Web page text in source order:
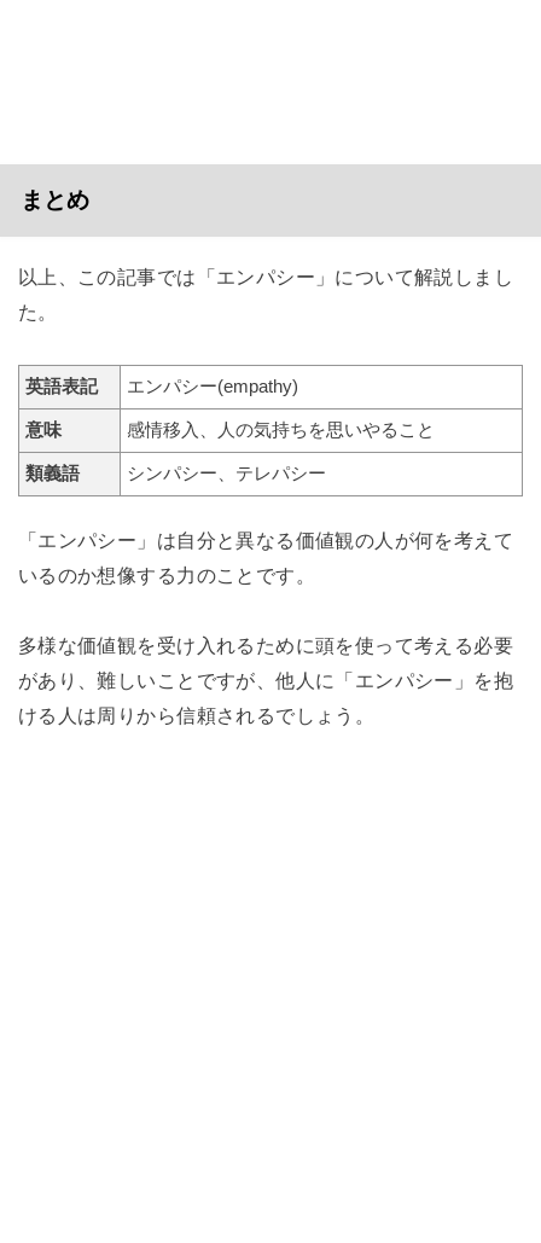
まとめ
以上、この記事では「エンパシー」について解説しまし
た。
英語表記 エンパシー(empathy)
意味 感情移入、人の気持ちを思いやること
類義語 シンパシー、テレパシー
「エンパシー」は自分と異なる価値観の人が何を考えて
いるのか想像する力のことです。
多様な価値観を受け入れるために頭を使って考える必要
があり、難しいことですが、他人に「エンパシー」を抱
ける人は周りから信頼されるでしょう。